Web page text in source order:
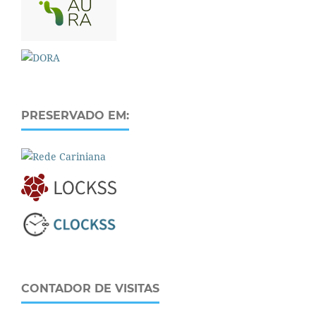
PRESERVADO EM:
CONTADOR DE VISITAS